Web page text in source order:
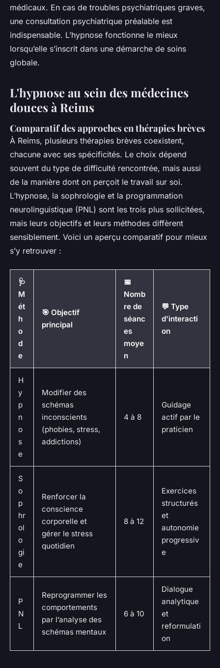
médicaux. En cas de troubles psychiatriques graves,
une consultation psychiatrique préalable est
indispensable. L’hypnose fonctionne le mieux
lorsqu’elle s’inscrit dans une démarche de soins
globale.
L'hypnose au sein des médecines
douces à Reims
Comparatif des approches en thérapies brèves
À Reims, plusieurs thérapies brèves coexistent,
chacune avec ses spécificités. Le choix dépend
souvent du type de difficulté rencontrée, mais aussi
de la manière dont on perçoit le travail sur soi.
L’hypnose, la sophrologie et la programmation
neurolinguistique (PNL) sont les trois plus sollicitées,
mais leurs objectifs et leurs méthodes diffèrent
sensiblement. Voici un aperçu comparatif pour mieux
s’y retrouver :
🩺
M
ét
h
o
d
e
🎯 Objectif
principal
📅
Nomb
re de
séanc
es
moye
n
💬 Type
d'interacti
on
H
y
p
n
o
s
e
Modifier des
schémas
inconscients
(phobies, stress,
addictions)
4 à 8
Guidage
actif par le
praticien
S
o
p
hr
ol
o
gi
e
Renforcer la
conscience
corporelle et
gérer le stress
quotidien
8 à 12
Exercices
structurés
et
autonomie
progressiv
e
P
N
L
Reprogrammer les
comportements
par l’analyse des
schémas mentaux
6 à 10
Dialogue
analytique
et
reformulati
on